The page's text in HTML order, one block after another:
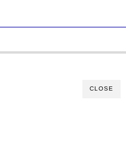
CLOSE